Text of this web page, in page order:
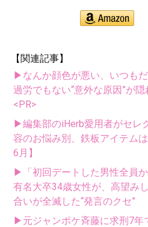
【関連記事】
▶なんか顔色が悪い、いつもだ
過労でもない“意外な原因”が
<PR>
▶編集部のiHerb愛用者がセレ
容のお悩み別、鉄板アイテム
6月】
▶「初回デートした男性全員か
有名大卒34歳女性が、高望み
合いが全滅した“発言のクセ”
▶元ジャンポケ斉藤に求刑7年